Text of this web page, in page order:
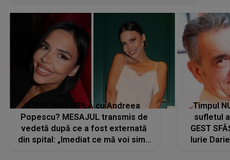
CE SE ÎNTÂMPLĂ cu Andreea
Popescu? MESAJUL transmis de
vedetă după ce a fost externată
din spital: „Imediat ce mă voi simți
Timpul
sufletul
GEST
Iurie